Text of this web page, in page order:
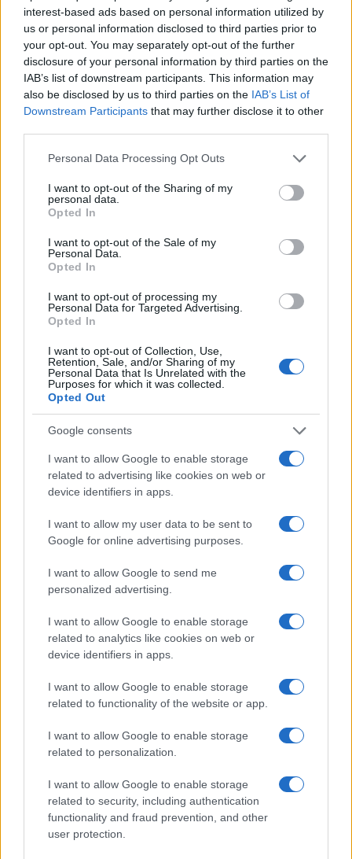
interest-based ads based on personal information utilized by
us or personal information disclosed to third parties prior to
your opt-out. You may separately opt-out of the further
disclosure of your personal information by third parties on the
IAB’s list of downstream participants. This information may
also be disclosed by us to third parties on the IAB’s List of
Downstream Participants that may further disclose it to other
Please note that this website/app uses one or more Google
not limited to your visit or usage behaviour. You may click to
grant or deny consent to Google and its third-party tags to
use your data for below specified purposes in below Google
consent section.
Personal Data Processing Opt Outs
I want to opt-out of the Sharing of my
personal data.
Opted In
I want to opt-out of the Sale of my
Personal Data.
Opted In
I want to opt-out of processing my
Personal Data for Targeted Advertising.
Opted In
I want to opt-out of Collection, Use,
Retention, Sale, and/or Sharing of my
Personal Data that Is Unrelated with the
Purposes for which it was collected.
Opted Out
Google consents
I want to allow Google to enable storage
related to advertising like cookies on web or
device identifiers in apps.
I want to allow my user data to be sent to
Google for online advertising purposes.
I want to allow Google to send me
personalized advertising.
I want to allow Google to enable storage
related to analytics like cookies on web or
device identifiers in apps.
I want to allow Google to enable storage
related to functionality of the website or app.
I want to allow Google to enable storage
related to personalization.
I want to allow Google to enable storage
related to security, including authentication
functionality and fraud prevention, and other
user protection.
Continua a leggere
Sostenibilità e musica al Jova Summer Party 2026:
l’innovazione di Seda Packaging
Ilaria Galli · 8 Ago 2026
EVENTI E AGENDA
Pollica conquista le 5 vele: eccellenza ambientale e
turistica nel Cilento
EVENTI E AGENDA